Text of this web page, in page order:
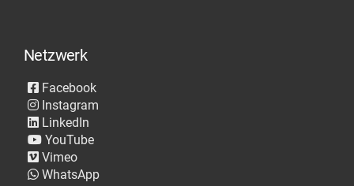
Netzwerk
Facebook
Instagram
LinkedIn
YouTube
Vimeo
WhatsApp